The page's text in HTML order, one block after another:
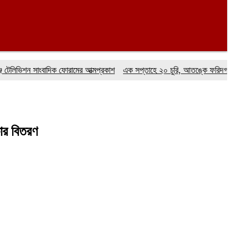
সাংবাদিক ফোরামের আত্মপ্রকাশ এক সপ্তাহে ২০ চুরি, আতঙ্কে ফরিদগঞ্জবাসী
বিতরণ